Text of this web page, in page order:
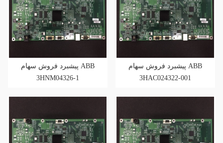
پیشبرد فروش سهام ABB
3HNM04326-1
پیشبرد فروش سهام ABB
3HAC024322-001